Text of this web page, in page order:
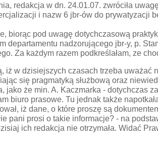
redakcja w dn. 24.01.07. zwróciła
i nazw 6 jbr-ów do prywatyzacji
biorąc pod uwagę dotychczasową
departamentu nadzorującego jbr-y, p.
Za każdym razem podkreślałam, ze
iż w dzisiejszych czasach trzeba
się pragmatyką służbową oraz
że min. A. Kaczmarka - dotychczas
biuro prasowe. Tu jednak także
iż dane, o które proszę są
pani prosi o takie informacje? - na
ich redakcja nie otrzymała. Widać